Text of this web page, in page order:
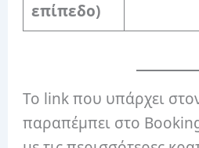
επίπεδο)
Το link που υπάρχει
παραπέμπει στο